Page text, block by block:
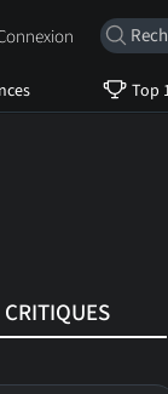
Top
CRITIQUES